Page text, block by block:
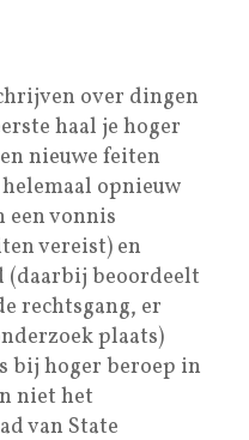
over dingen
haal je hoger
nieuwe feiten
opnieuw
een vonnis
vereist) en
(daarbij beoordeelt
rechtsgang, er
plaats)
bij hoger beroep in
niet het
van State